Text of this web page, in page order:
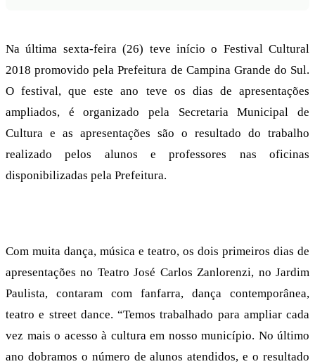
Na última sexta-feira (26) teve início o Festival Cultural
2018 promovido pela Prefeitura de Campina Grande do Sul.
O festival, que este ano teve os dias de apresentações
ampliados, é organizado pela Secretaria Municipal de
Cultura e as apresentações são o resultado do trabalho
realizado pelos alunos e professores nas oficinas
disponibilizadas pela Prefeitura.
Com muita dança, música e teatro, os dois primeiros dias de
apresentações no Teatro José Carlos Zanlorenzi, no Jardim
Paulista, contaram com fanfarra, dança contemporânea,
teatro e street dance. “Temos trabalhado para ampliar cada
vez mais o acesso à cultura em nosso município. No último
ano dobramos o número de alunos atendidos, e o resultado